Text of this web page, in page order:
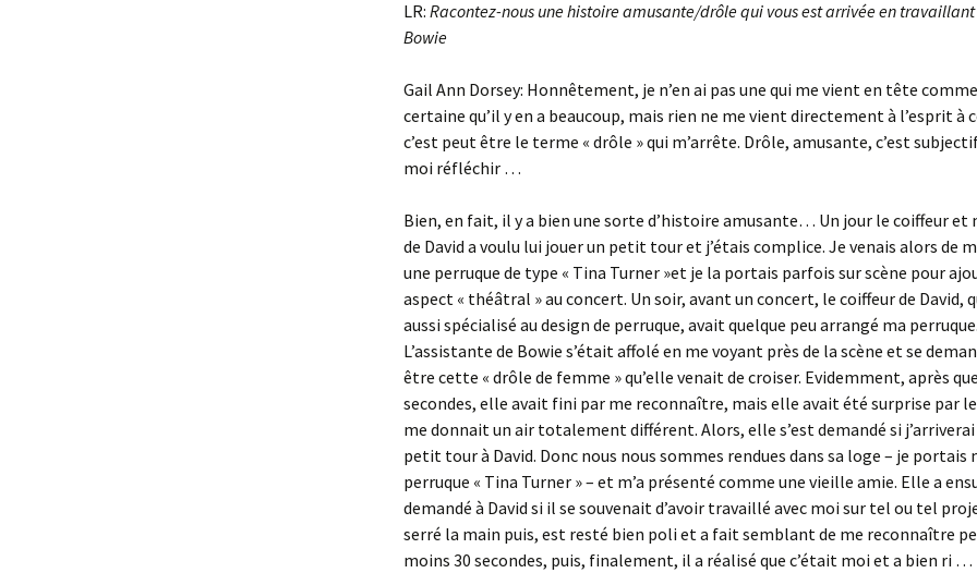
LR: Racontez-nous une histoire amusante/drôle qui vous est arrivée en
Bowie
Gail Ann Dorsey: Honnêtement, je n’en ai pas une qui me vient en tête
certaine qu’il y en a beaucoup, mais rien ne me vient directement à l’esprit à
c’est peut être le terme « drôle » qui m’arrête. Drôle, amusante, c’est
moi réfléchir …
Bien, en fait, il y a bien une sorte d’histoire amusante… Un jour le coiffeur et
de David a voulu lui jouer un petit tour et j’étais complice. Je venais alors de
une perruque de type « Tina Turner »et je la portais parfois sur scène pour
aspect « théâtral » au concert. Un soir, avant un concert, le coiffeur de David,
aussi spécialisé au design de perruque, avait quelque peu arrangé ma perruque.
L’assistante de Bowie s’était affolé en me voyant près de la scène et se
être cette « drôle de femme » qu’elle venait de croiser. Evidemment, après
secondes, elle avait fini par me reconnaître, mais elle avait été surprise par
me donnait un air totalement différent. Alors, elle s’est demandé si j’arriverai
petit tour à David. Donc nous nous sommes rendues dans sa loge – je portais
perruque « Tina Turner » – et m’a présenté comme une vieille amie. Elle a
demandé à David si il se souvenait d’avoir travaillé avec moi sur tel ou tel
serré la main puis, est resté bien poli et a fait semblant de me reconnaître
moins 30 secondes, puis, finalement, il a réalisé que c’était moi et a bien ri …